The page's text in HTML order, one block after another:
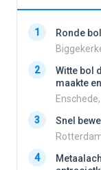
1
Ronde
2
Witte bol
maakte
3
Snel
4